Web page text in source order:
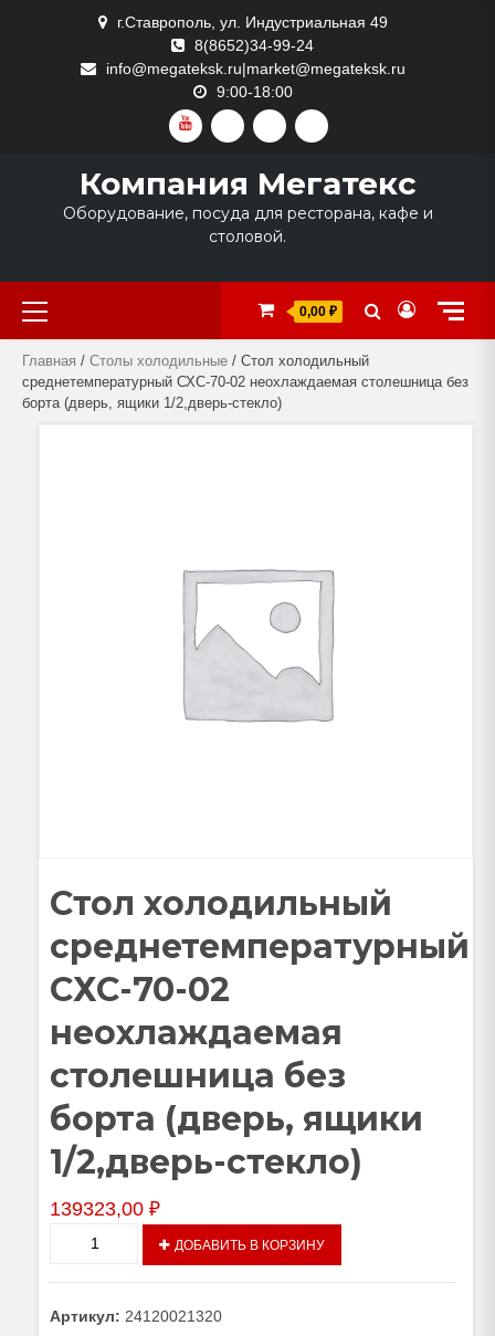
г.Ставрополь, ул. Индустриальная 49
8(8652)34-99-24
info@megateksk.ru|market@megateksk.ru
9:00-18:00
YOUTUBEVKVIDEORUTUBEDZEN
Компания Мегатекс
Оборудование, посуда для ресторана, кафе и
столовой.
Primary
Menu
0,00 ₽
Главная / Столы холодильные / Стол холодильный
среднетемпературный СХС-70-02 неохлаждаемая столешница без
борта (дверь, ящики 1/2,дверь-стекло)
Стол холодильный
среднетемпературный
СХС-70-02
неохлаждаемая
столешница без
борта (дверь, ящики
1/2,дверь-стекло)
139323,00 ₽
Стол
среднетемпературный
ДОБАВИТЬ В КОРЗИНУ
Артикул: 24120021320